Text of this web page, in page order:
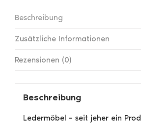
Beschreibung
Zusätzliche Informationen
Rezensionen (0)
Beschreibung
Ledermöbel – seit jeher ein